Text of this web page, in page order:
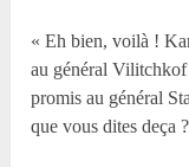
« Eh bien, voilà !
au général Vilitchkof
promis au général
que vous dites deça